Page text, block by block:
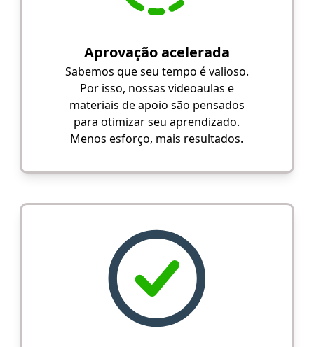
Aprovação acelerada
Sabemos que seu tempo é valioso.
Por isso, nossas videoaulas e
materiais de apoio são pensados
para otimizar seu aprendizado.
Menos esforço, mais resultados.